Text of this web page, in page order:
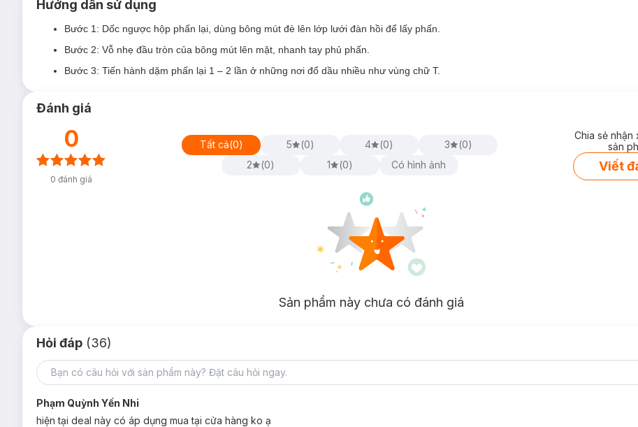
Công thức không chứa các thành phần gây hại như Paraben, Phthalates, bột Talc và dầu khoáng, phấn phủ hoàn toàn an toàn và
phấn hình giọt nước mềm mại, dễ dàng tán đều ở những chi tiết nhỏ như cánh mũi hay khóe mắt.
Hướng dẫn sử dụng
Bước 1: Dốc ngược hộp phấn lại, dùng bông mút đè lên lớp lưới đàn hồi để lấy phấn.
Bước 2: Vỗ nhẹ đầu tròn của bông mút lên mặt, nhanh tay phủ phấn.
Bước 3: Tiến hành dặm phấn lại 1 – 2 lần ở những nơi đổ dầu nhiều như vùng chữ T.
Đánh giá
0
0 đánh giá
Tất cả(0) 5 (0) 4 (0) 3 (0)
2
(0) 1 (0) Có hình ảnh
Chia sẻ
sản
Viết
Sản phẩm này chưa có đánh giá
Hỏi đáp (36)
Phạm Quỳnh Yến Nhi
hiện tại deal này có áp dụng mua tại cửa hàng ko ạ